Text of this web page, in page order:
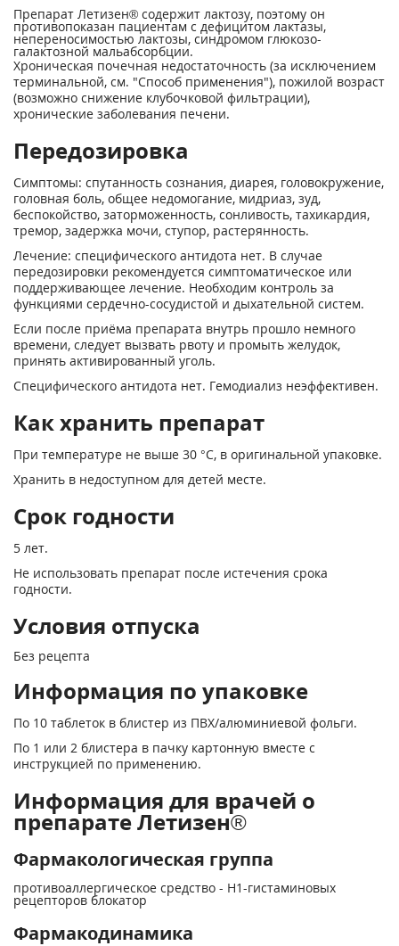
Препарат Летизен® содержит лактозу, поэтому он
противопоказан пациентам с дефицитом лактазы,
непереносимостью лактозы, синдромом глюкозо-
галактозной мальабсорбции.
Хроническая почечная недостаточность (за исключением
терминальной, см. "Способ применения"), пожилой возраст
(возможно снижение клубочковой фильтрации),
хронические заболевания печени.
Передозировка
Симптомы: спутанность сознания, диарея, головокружение,
головная боль, общее недомогание, мидриаз, зуд,
беспокойство, заторможенность, сонливость, тахикардия,
тремор, задержка мочи, ступор, растерянность.
Лечение: специфического антидота нет. В случае
передозировки рекомендуется симптоматическое или
поддерживающее лечение. Необходим контроль за
функциями сердечно-сосудистой и дыхательной систем.
Если после приёма препарата внутрь прошло немного
времени, следует вызвать рвоту и промыть желудок,
принять активированный уголь.
Специфического антидота нет. Гемодиализ неэффективен.
Как хранить препарат
При температуре не выше 30 °С, в оригинальной упаковке.
Хранить в недоступном для детей месте.
Срок годности
5 лет.
Не использовать препарат после истечения срока
годности.
Условия отпуска
Без рецепта
Информация по упаковке
По 10 таблеток в блистер из ПВХ/алюминиевой фольги.
По 1 или 2 блистера в пачку картонную вместе с
инструкцией по применению.
Информация для врачей о
препарате Летизен®
Фармакологическая группа
противоаллергическое средство - H1-гистаминовых
рецепторов блокатор
Фармакодинамика